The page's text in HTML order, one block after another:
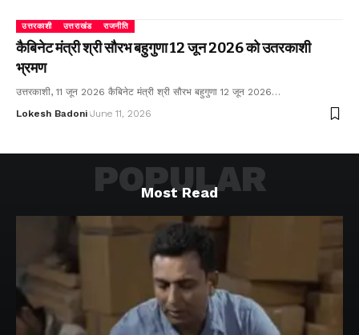
उत्तरकाशी उत्तराखंड राजनीति
कैबिनेट मंत्री श्री सौरभ बहुगुणा 12 जून 2026 को उतरकाशी
भ्रमण
उत्तरकाशी, 11 जून 2026 कैबिनेट मंत्री श्री सौरभ बहुगुणा 12 जून 2026…
Lokesh Badoni June 11, 2026
Most Read
POPULAR